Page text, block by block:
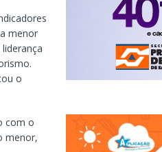
menor
o
com o
menor,